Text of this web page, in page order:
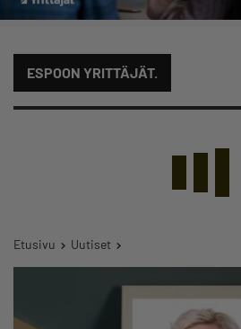
ESPOON YRITTÄJÄT.
Etusivu Uutiset